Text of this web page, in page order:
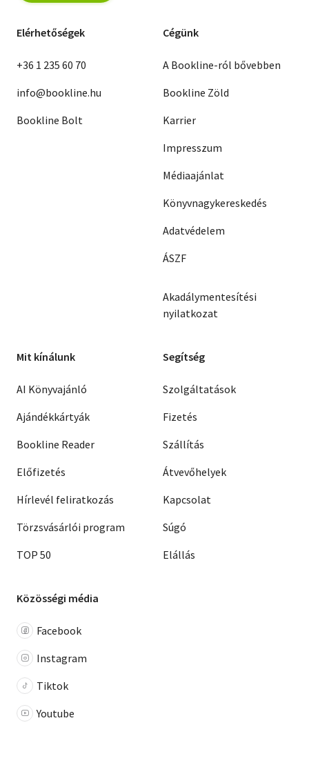
Elérhetőségek
+36 1 235 60 70
info@bookline.hu
Bookline Bolt
Cégünk
A Bookline-ról bővebben
Bookline Zöld
Karrier
Impresszum
Médiaajánlat
Könyvnagykereskedés
Adatvédelem
ÁSZF
Akadálymentesítési
nyilatkozat
Mit kínálunk
AI Könyvajánló
Ajándékkártyák
Bookline Reader
Előfizetés
Hírlevél feliratkozás
Törzsvásárlói program
TOP 50
Segítség
Szolgáltatások
Fizetés
Szállítás
Átvevőhelyek
Kapcsolat
Súgó
Elállás
Közösségi média
Facebook
Instagram
Tiktok
Youtube